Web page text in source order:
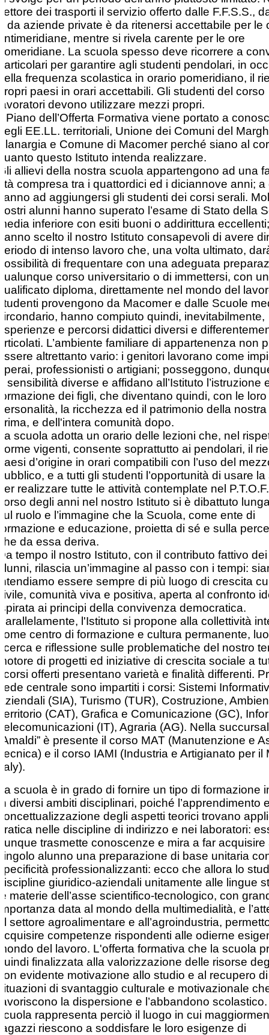
dei trasporti il servizio offerto dalle F.F.S.S.,
da aziende private è da ritenersi accettabile per le
mentre si rivela carente per le ore
La scuola spesso deve ricorrere a
per garantire agli studenti pendolari, in
frequenza scolastica in orario pomeridiano, il
paesi in orari accettabili. Gli studenti del corso
devono utilizzare mezzi propri.
Piano dell’Offerta Formativa viene portato a
EE.LL. territoriali, Unione dei Comuni del
e Comune di Macomer perché siano al
questo Istituto intenda realizzare.
allievi della nostra scuola appartengono ad una
compresa tra i quattordici ed i diciannove anni; a
ad aggiungersi gli studenti dei corsi serali.
alunni hanno superato l’esame di Stato della
inferiore con esiti buoni o addirittura
scelto il nostro Istituto consapevoli di avere
di intenso lavoro che, una volta ultimato,
di frequentare con una adeguata
corso universitario o di immettersi, con un
diploma, direttamente nel mondo del
provengono da Macomer e dalle Scuole
hanno compiuto quindi, inevitabilmente,
e percorsi didattici diversi e
L’ambiente familiare di appartenenza non
altrettanto vario: i genitori lavorano come
professionisti o artigiani; posseggono,
sensibilità diverse e affidano all’Istituto l’istruzione
dei figli, che diventano quindi, con le
la ricchezza ed il patrimonio della
e dell'intera comunità dopo.
scuola adotta un orario delle lezioni che, nel
vigenti, consente soprattutto ai pendolari, il
d’origine in orari compatibili con l’uso del
e a tutti gli studenti l’opportunità di usare
realizzare tutte le attività contemplate nel
degli anni nel nostro Istituto si è dibattuto
ruolo e l’immagine che la Scuola, come ente di
e educazione, proietta di sé e sulla
da essa deriva.
tempo il nostro Istituto, con il contributo fattivo
rilascia un’immagine al passo con i tempi:
essere sempre di più luogo di crescita
comunità viva e positiva, aperta al confronto
ai principi della convivenza democratica.
l'Istituto si propone alla collettività
centro di formazione e cultura permanente,
e riflessione sulle problematiche del nostro
di progetti ed iniziative di crescita sociale a
corsi offerti presentano varietà e finalità differenti.
centrale sono impartiti i corsi: Sistemi
(SIA), Turismo (TUR), Costruzione,
(CAT), Grafica e Comunicazione (GC),
(IT), Agraria (AG). Nella
è presente il corso MAT (Manutenzione e
e il corso IAMI (Industria e Artigianato per il
scuola è in grado di fornire un tipo di formazione
diversi ambiti disciplinari, poiché l’apprendimento
degli aspetti teorici trovano
nelle discipline di indirizzo e nei laboratori:
trasmette conoscenze e mira a far acquisire
alunno una preparazione di base unitaria
professionalizzanti: ecco che allora lo
giuridico‐aziendali unitamente alle lingue
materie dell’asse scientifico‐tecnologico, con
data al mondo della multimedialità, e
settore agroalimentare e all’agroindustria,
competenze rispondenti alle odierne
del lavoro. L'offerta formativa che la scuola
finalizzata alla valorizzazione delle risorse
evidente motivazione allo studio e al recupero di
di svantaggio culturale e motivazionale
la dispersione e l’abbandono
rappresenta perciò il luogo in cui
riescono a soddisfare le loro esigenze di